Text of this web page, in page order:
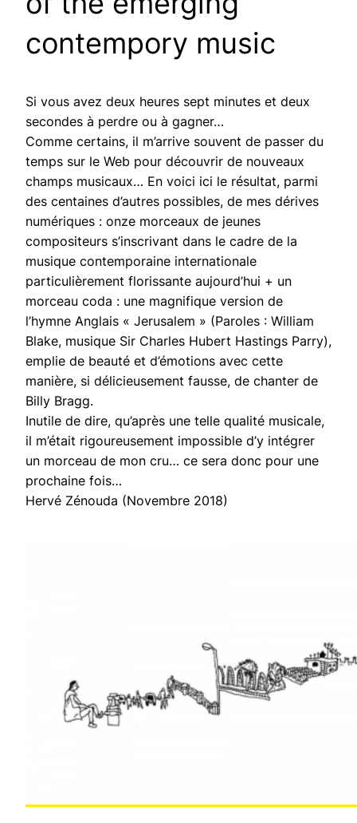
contempory music
Si vous avez deux heures sept minutes et deux
secondes à perdre ou à gagner…
Comme certains, il m’arrive souvent de passer du
temps sur le Web pour découvrir de nouveaux
champs musicaux… En voici ici le résultat, parmi
des centaines d’autres possibles, de mes dérives
numériques : onze morceaux de jeunes
compositeurs s’inscrivant dans le cadre de la
musique contemporaine internationale
particulièrement florissante aujourd’hui + un
morceau coda : une magnifique version de
l’hymne Anglais « Jerusalem » (Paroles : William
Blake, musique Sir Charles Hubert Hastings Parry),
emplie de beauté et d’émotions avec cette
manière, si délicieusement fausse, de chanter de
Billy Bragg.
Inutile de dire, qu’après une telle qualité musicale,
il m’était rigoureusement impossible d’y intégrer
un morceau de mon cru… ce sera donc pour une
prochaine fois…
Hervé Zénouda (Novembre 2018)